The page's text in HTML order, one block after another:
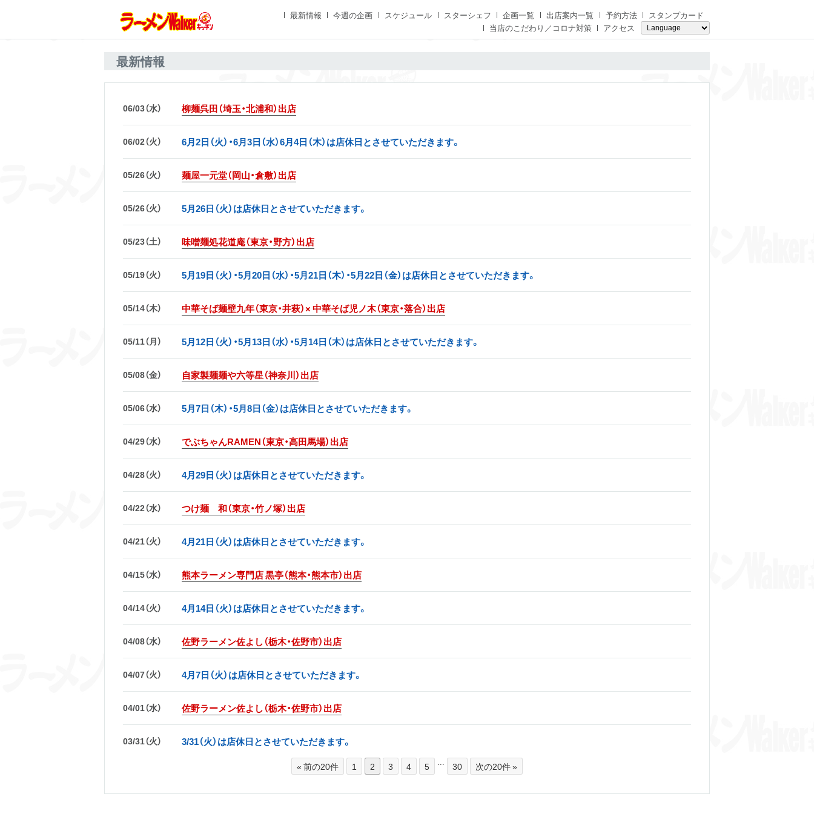
最新情報 今週の企画 スケジュール スターシェフ 企画一覧 出店案内一覧 予約方法
スタンプカード
当店のこだわり／コロナ対策
アクセス
最新情報
06/03（水） 柳麺呉田（埼玉・北浦和）出店
06/02（火） 6月2日（火）・6月3日（水）6月4日（木）は店休日とさせていただきます。
05/26（火） 麺屋一元堂（岡山・倉敷）出店
05/26（火） 5月26日（火）は店休日とさせていただきます。
05/23（土） 味噌麺処花道庵（東京・野方）出店
05/19（火） 5月19日（火）・5月20日（水）・5月21日（木）・5月22日（金）は店休日とさせていただきます。
05/14（木） 中華そば麺壁九年（東京・井萩）× 中華そば児ノ木（東京・落合）出店
05/11（月） 5月12日（火）・5月13日（水）・5月14日（木）は店休日とさせていただきます。
05/08（金） 自家製麺麺や六等星（神奈川）出店
05/06（水） 5月7日（木）・5月8日（金）は店休日とさせていただきます。
04/29（水） でぶちゃんRAMEN（東京・高田馬場）出店
04/28（火） 4月29日（火）は店休日とさせていただきます。
04/22（水） つけ麺 和（東京・竹ノ塚）出店
04/21（火） 4月21日（火）は店休日とさせていただきます。
04/15（水） 熊本ラーメン専門店 黒亭（熊本・熊本市）出店
04/14（火） 4月14日（火）は店休日とさせていただきます。
04/08（水） 佐野ラーメン佐よし（栃木・佐野市）出店
04/07（火） 4月7日（火）は店休日とさせていただきます。
04/01（水） 佐野ラーメン佐よし（栃木・佐野市）出店
03/31（火） 3/31（火）は店休日とさせていただきます。
« 前の20件 1 2 3 4 5 ... 30 次の20件 »